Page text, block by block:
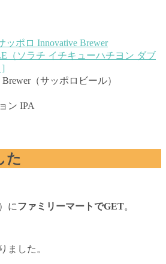
ッポロ Innovative Brewer
（ソラチ イチキューハチヨン ダブ
]
（サッポロビール）
ン IPA
た
にファミリーマートでGET。
ました。